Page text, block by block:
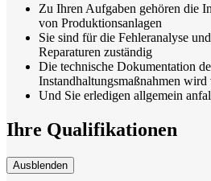
Zu Ihren Aufgaben gehören die
von Produktionsanlagen
Sie sind für die Fehleranalyse
Reparaturen zuständig
Die technische Dokumentation
Instandhaltungsmaßnahmen
Und Sie erledigen allgemein
Ihre Qualifikationen
Ausblenden